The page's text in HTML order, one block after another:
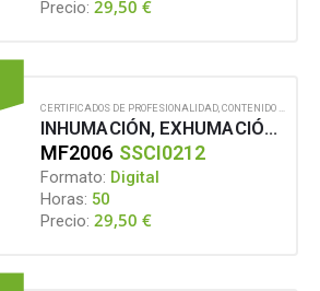
Precio: 29,50€
CERTIFICADOS DE PROFESIONALIDAD CONTENIDO EN FORMATO DIGITAL
INHUMACIÓN, EXHUMACIÓN Y REDUCCIÓN DE CADÁVERES, RESTOS HUMANOS Y/O CENIZAS
MF2006 SSCI0212
Formato: Digital
Horas: 50
Precio: 29,50€